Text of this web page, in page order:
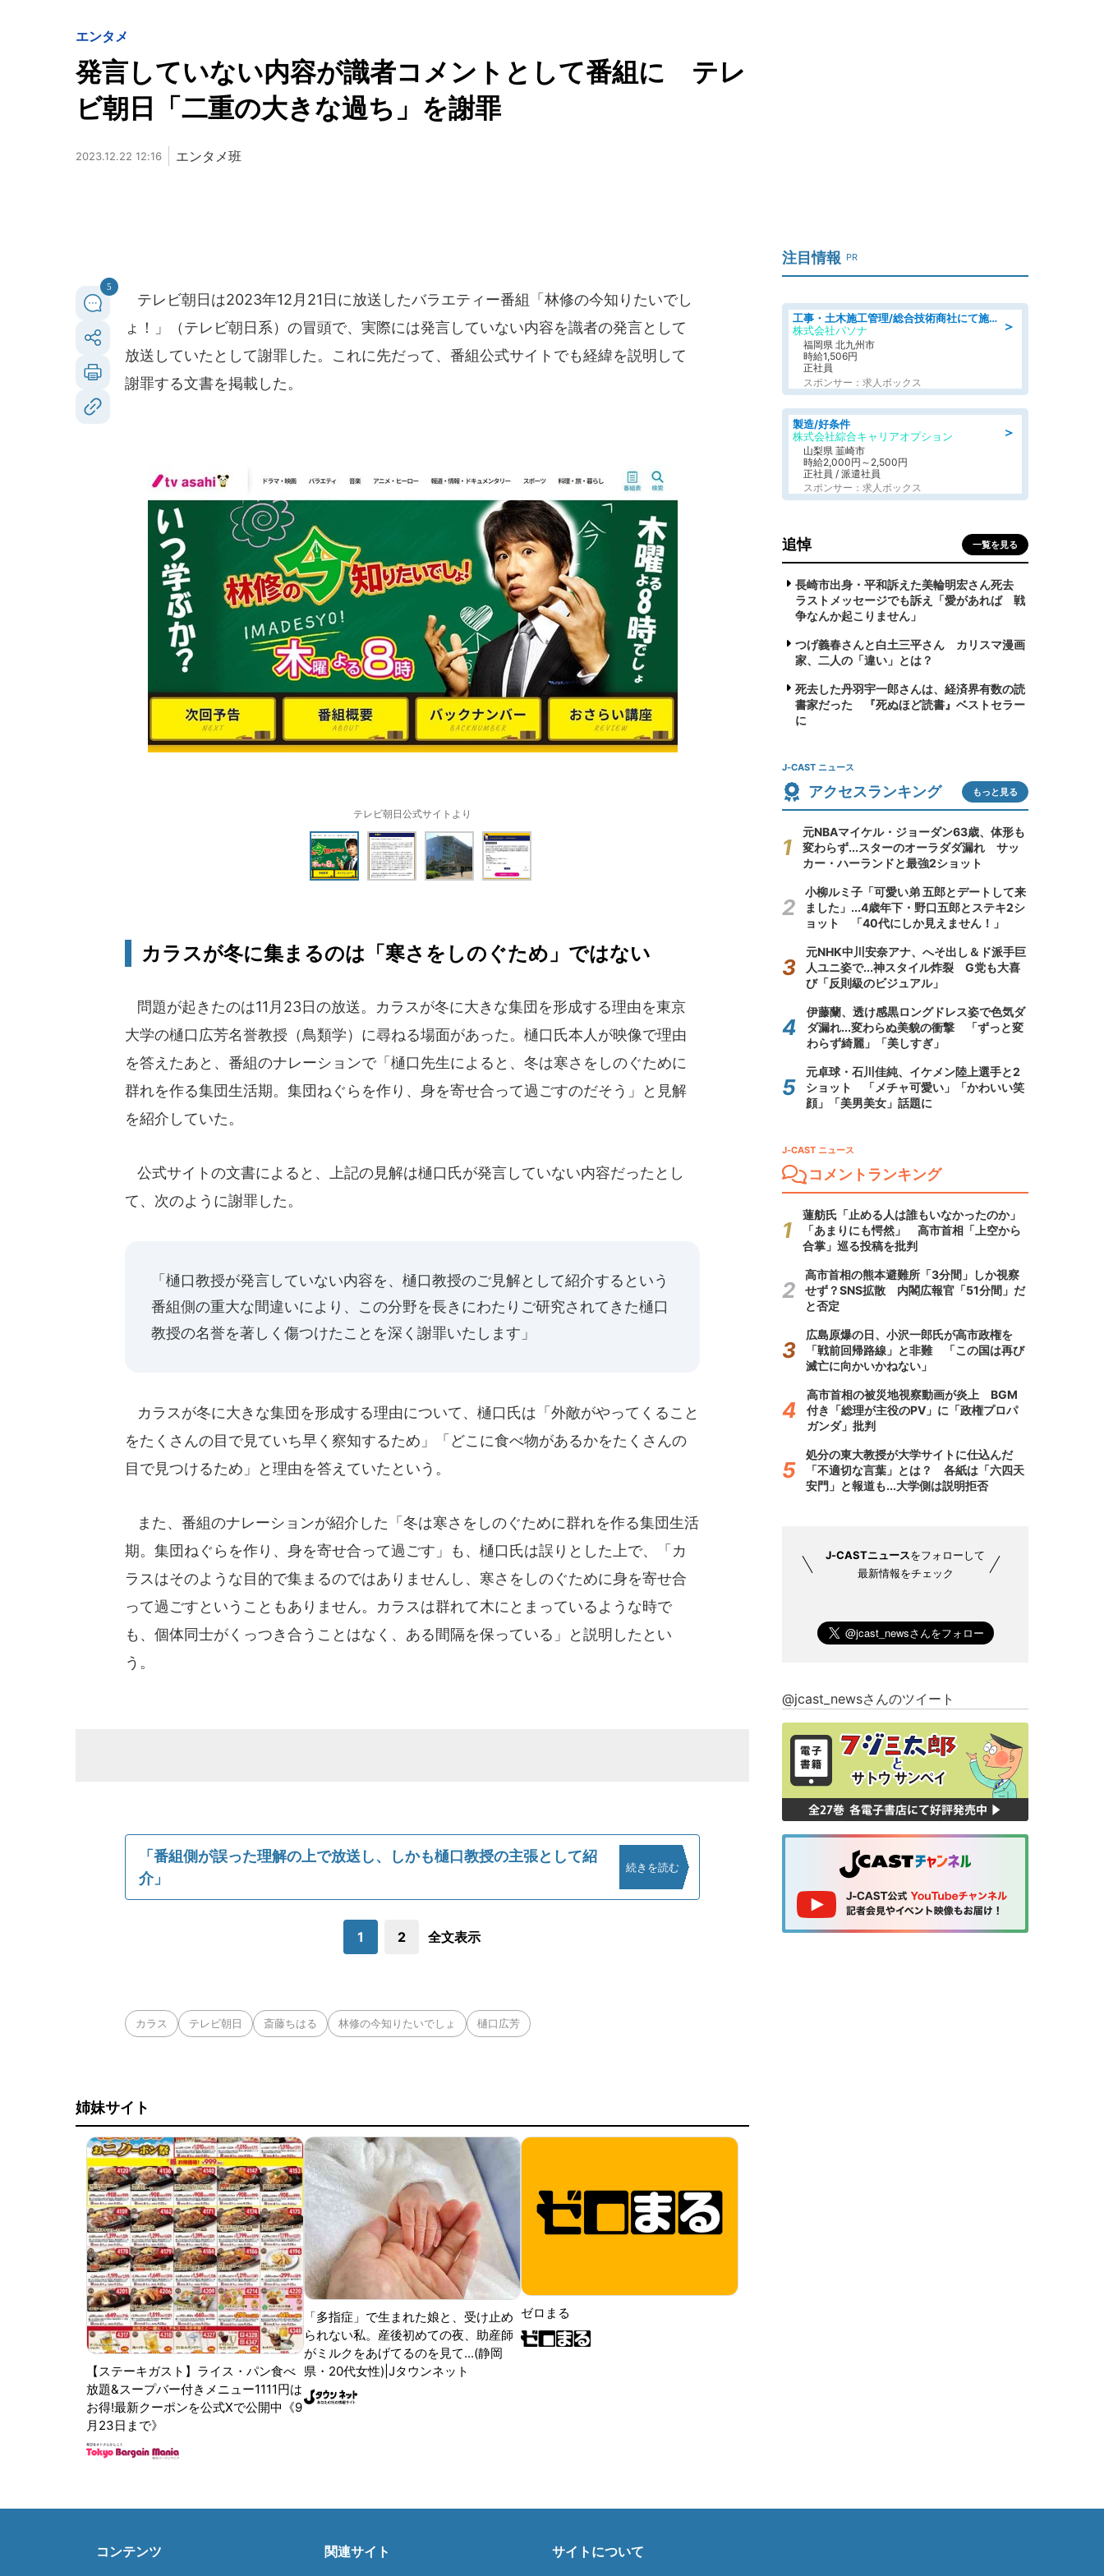
エンタメ
発言していない内容が識者コメントとして番組に テレ
ビ朝日「二重の大きな過ち」を謝罪
2023.12.22 12:16 エンタメ班
5
テレビ朝日は2023年12月21日に放送したバラエティー番組「林修の今知りたいでし
ょ！」（テレビ朝日系）の冒頭で、実際には発言していない内容を識者の発言として
放送していたとして謝罪した。これに先だって、番組公式サイトでも経緯を説明して
謝罪する文書を掲載した。
テレビ朝日公式サイトより
カラスが冬に集まるのは「寒さをしのぐため」ではない
問題が起きたのは11月23日の放送。カラスが冬に大きな集団を形成する理由を東京
大学の樋口広芳名誉教授（鳥類学）に尋ねる場面があった。樋口氏本人が映像で理由
を答えたあと、番組のナレーションで「樋口先生によると、冬は寒さをしのぐために
群れを作る集団生活期。集団ねぐらを作り、身を寄せ合って過ごすのだそう」と見解
を紹介していた。
公式サイトの文書によると、上記の見解は樋口氏が発言していない内容だったとし
て、次のように謝罪した。
「樋口教授が発言していない内容を、樋口教授のご見解として紹介するという
番組側の重大な間違いにより、この分野を長きにわたりご研究されてきた樋口
教授の名誉を著しく傷つけたことを深く謝罪いたします」
カラスが冬に大きな集団を形成する理由について、樋口氏は「外敵がやってくること
をたくさんの目で見ていち早く察知するため」「どこに食べ物があるかをたくさんの
目で見つけるため」と理由を答えていたという。
また、番組のナレーションが紹介した「冬は寒さをしのぐために群れを作る集団生活
期。集団ねぐらを作り、身を寄せ合って過ごす」も、樋口氏は誤りとした上で、「カ
ラスはそのような目的で集まるのではありませんし、寒さをしのぐために身を寄せ合
って過ごすということもありません。カラスは群れて木にとまっているような時で
も、個体同士がくっつき合うことはなく、ある間隔を保っている」と説明したとい
う。
「番組側が誤った理解の上で放送し、しかも樋口教授の主張として紹
介」
続きを読む
1 2 全文表示
カラス テレビ朝日 斎藤ちはる 林修の今知りたいでしょ 樋口広芳
姉妹サイト
【ステーキガスト】ライス・パン食べ
放題&スープバー付きメニュー1111円は
お得!最新クーポンを公式Xで公開中《9
月23日まで》
「多指症」で生まれた娘と、受け止め
られない私。産後初めての夜、助産師
がミルクをあげてるのを見て...(静岡
県・20代女性)|Jタウンネット
ゼロまる
注目情報 PR
＞
工事・土木施工管理/総合技術商社にて施工管理のお仕事/即日勤務可/車通勤可/工事・土木施工管理/生産・品質管理
株式会社パソナ
福岡県 北九州市
時給1,506円
正社員
スポンサー：求人ボックス
＞
製造/好条件
株式会社綜合キャリアオプション
山梨県 韮崎市
時給2,000円～2,500円
正社員 / 派遣社員
スポンサー：求人ボックス
追悼 一覧を見る
長崎市出身・平和訴えた美輪明宏さん死去
ラストメッセージでも訴え「愛があれば 戦
争なんか起こりません」
つげ義春さんと白土三平さん カリスマ漫画
家、二人の「違い」とは？
死去した丹羽宇一郎さんは、経済界有数の読
書家だった 『死ぬほど読書』ベストセラー
に
J-CAST ニュース
アクセスランキング もっと見る
元NBAマイケル・ジョーダン63歳、体形も
変わらず...スターのオーラダダ漏れ サッ
カー・ハーランドと最強2ショット
小柳ルミ子「可愛い弟 五郎とデートして来
ました」...4歳年下・野口五郎とステキ2シ
ョット 「40代にしか見えません！」
元NHK中川安奈アナ、へそ出し＆ド派手巨
人ユニ姿で...神スタイル炸裂 G党も大喜
び「反則級のビジュアル」
伊藤蘭、透け感黒ロングドレス姿で色気ダ
ダ漏れ...変わらぬ美貌の衝撃 「ずっと変
わらず綺麗」「美しすぎ」
元卓球・石川佳純、イケメン陸上選手と2
ショット 「メチャ可愛い」「かわいい笑
顔」「美男美女」話題に
J-CAST ニュース
コメントランキング
蓮舫氏「止める人は誰もいなかったのか」
「あまりにも愕然」 高市首相「上空から
合掌」巡る投稿を批判
高市首相の熊本避難所「3分間」しか視察
せず？SNS拡散 内閣広報官「51分間」だ
と否定
広島原爆の日、小沢一郎氏が高市政権を
「戦前回帰路線」と非難 「この国は再び
滅亡に向かいかねない」
高市首相の被災地視察動画が炎上 BGM
付き「総理が主役のPV」に「政権プロパ
ガンダ」批判
処分の東大教授が大学サイトに仕込んだ
「不適切な言葉」とは？ 各紙は「六四天
安門」と報道も...大学側は説明拒否
J-CASTニュースをフォローして
最新情報をチェック
@jcast_newsさんのツイート
コンテンツ 関連サイト サイトについて